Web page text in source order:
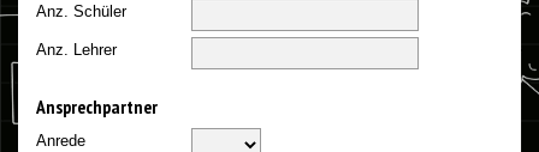
Anz. Schüler
Anz. Lehrer
Ansprechpartner
Anrede